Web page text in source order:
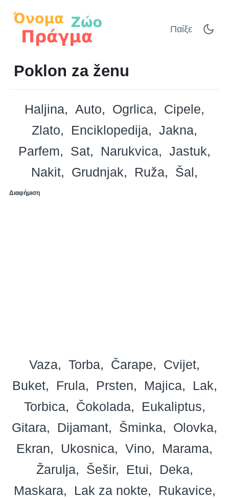
Παίξε
Poklon za ženu
Haljina Auto Ogrlica
Cipele
Zlato
Enciklopedija
Jakna
Parfem
Sat Narukvica
Jastuk
Nakit
Grudnjak Ruža Šal
Διαφήμιση
Vaza Torba Čarape
Cvijet
Buket
Frula Prsten Majica
Lak
Torbica
Čokolada
Eukaliptus
Gitara
Dijamant Šminka
Olovka
Ekran
Ukosnica Vino
Marama
Žarulja
Šešir Etui
Deka
Maskara
Lak za nokte
Rukavice